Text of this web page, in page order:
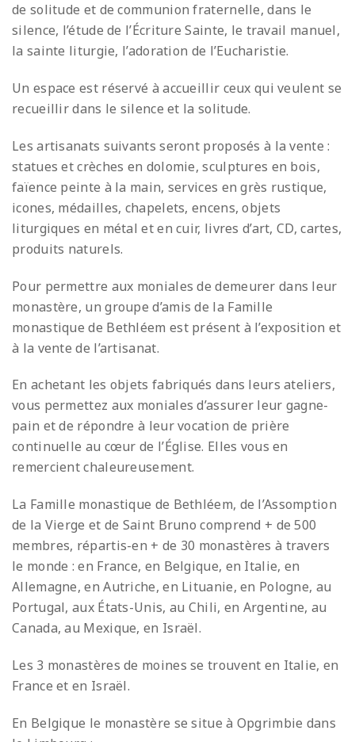
de solitude et de communion fraternelle, dans le
silence, l’étude de l’Écriture Sainte, le travail manuel,
la sainte liturgie, l’adoration de l’Eucharistie.
Un espace est réservé à accueillir ceux qui veulent se
recueillir dans le silence et la solitude.
Les artisanats suivants seront proposés à la vente :
statues et crèches en dolomie, sculptures en bois,
faïence peinte à la main, services en grès rustique,
icones, médailles, chapelets, encens, objets
liturgiques en métal et en cuir, livres d’art, CD, cartes,
produits naturels.
Pour permettre aux moniales de demeurer dans leur
monastère, un groupe d’amis de la Famille
monastique de Bethléem est présent à l’exposition et
à la vente de l’artisanat.
En achetant les objets fabriqués dans leurs ateliers,
vous permettez aux moniales d’assurer leur gagne-
pain et de répondre à leur vocation de prière
continuelle au cœur de l’Église. Elles vous en
remercient chaleureusement.
La Famille monastique de Bethléem, de l’Assomption
de la Vierge et de Saint Bruno comprend + de 500
membres, répartis-en + de 30 monastères à travers
le monde : en France, en Belgique, en Italie, en
Allemagne, en Autriche, en Lituanie, en Pologne, au
Portugal, aux États-Unis, au Chili, en Argentine, au
Canada, au Mexique, en Israël.
Les 3 monastères de moines se trouvent en Italie, en
France et en Israël.
En Belgique le monastère se situe à Opgrimbie dans